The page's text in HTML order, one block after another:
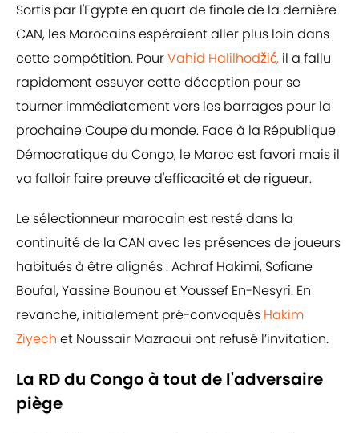
Sortis par l'Egypte en quart de finale de la dernière
CAN, les Marocains espéraient aller plus loin dans
cette compétition. PourVahid Halilhodžić, il a fallu
rapidement essuyer cette déception pour se
tourner immédiatement vers les barrages pour la
prochaine Coupe du monde. Face à la République
Démocratique du Congo, le Maroc est favori mais il
va falloir faire preuve d'efficacité et de rigueur.
Le sélectionneur marocain est resté dans la
continuité de la CAN avec les présences de joueurs
habitués à être alignés : Achraf Hakimi, Sofiane
Boufal, Yassine Bounou et Youssef En-Nesyri. En
revanche, initialement pré-convoqués Hakim
Ziyech et Noussair Mazraoui ont refusé l’invitation.
La RD du Congo à tout de l'adversaire
piège